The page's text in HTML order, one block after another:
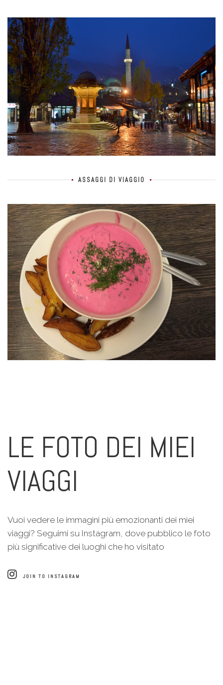
ASSAGGI DI VIAGGIO
LE FOTO DEI MIEI
VIAGGI
Vuoi vedere le immagini più emozionanti dei miei
viaggi? Seguimi su Instagram, dove pubblico le foto
più significative dei luoghi che ho visitato
JOIN TO INSTAGRAM